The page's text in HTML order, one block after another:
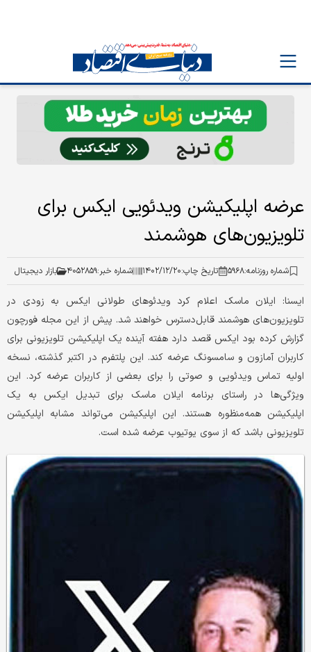
عرضه اپلیکیشن ویدئویی ایکس برای
تلویزیون‌های هوشمند
شماره روزنامه:۵۹۶۸ تاریخ چاپ:۱۴۰۲/۱۲/۲۰ شماره خبر:۴۰۵۲۸۵۹ بازار دیجیتال
ایسنا: ایلان ماسک اعلام کرد ویدئوهای طولانی ایکس به زودی در
تلویزیون‌های هوشمند قابل‌دسترس خواهند شد. پیش از این مجله فورچون
گزارش کرده بود ایکس قصد دارد هفته آینده یک اپلیکیشن تلویزیونی برای
کاربران آمازون و سامسونگ عرضه کند. این پلتفرم در اکتبر گذشته، نسخه
اولیه تماس ویدئویی و صوتی را برای بعضی از کاربران عرضه کرد. این
ویژگی‌ها در راستای برنامه ایلان ماسک برای تبدیل ایکس به یک
اپلیکیشن همه‌منظوره هستند. این اپلیکیشن می‌تواند مشابه اپلیکیشن
تلویزیونی باشد که از سوی یوتیوب عرضه شده است.